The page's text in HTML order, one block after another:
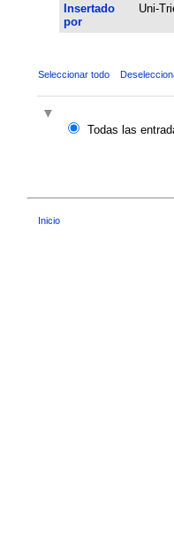
Insertado
por
Uni-
Seleccionar todo
Todas las
Inicio